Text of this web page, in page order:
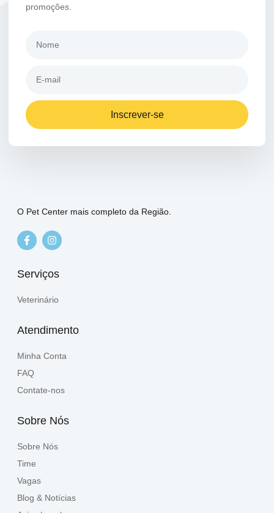
promoções.
Inscrever-se
O Pet Center mais completo da Região.
Serviços
Veterinário
Atendimento
Minha Conta
FAQ
Contate-nos
Sobre Nós
Sobre Nós
Time
Vagas
Blog & Notícias